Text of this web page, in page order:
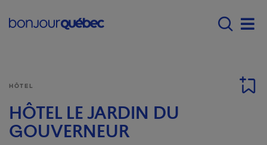
Main navigation -
HÔTEL
HÔTEL LE JARDIN DU
GOUVERNEUR